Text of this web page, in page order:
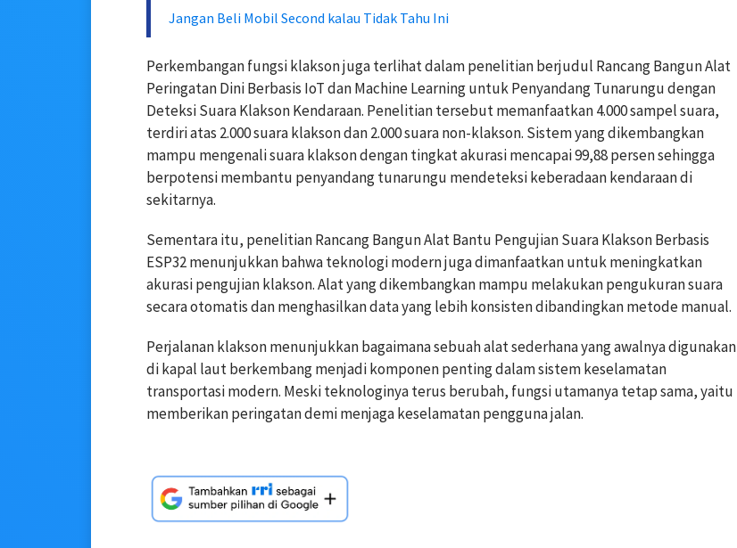
Jangan Beli Mobil Second kalau Tidak Tahu Ini
Perkembangan fungsi klakson juga terlihat dalam penelitian berjudul Rancang Bangun Alat
Peringatan Dini Berbasis IoT dan Machine Learning untuk Penyandang Tunarungu dengan
Deteksi Suara Klakson Kendaraan. Penelitian tersebut memanfaatkan 4.000 sampel suara,
terdiri atas 2.000 suara klakson dan 2.000 suara non-klakson. Sistem yang dikembangkan
mampu mengenali suara klakson dengan tingkat akurasi mencapai 99,88 persen sehingga
berpotensi membantu penyandang tunarungu mendeteksi keberadaan kendaraan di
sekitarnya.
Sementara itu, penelitian Rancang Bangun Alat Bantu Pengujian Suara Klakson Berbasis
ESP32 menunjukkan bahwa teknologi modern juga dimanfaatkan untuk meningkatkan
akurasi pengujian klakson. Alat yang dikembangkan mampu melakukan pengukuran suara
secara otomatis dan menghasilkan data yang lebih konsisten dibandingkan metode manual.
Perjalanan klakson menunjukkan bagaimana sebuah alat sederhana yang awalnya digunakan
di kapal laut berkembang menjadi komponen penting dalam sistem keselamatan
transportasi modern. Meski teknologinya terus berubah, fungsi utamanya tetap sama, yaitu
memberikan peringatan demi menjaga keselamatan pengguna jalan.